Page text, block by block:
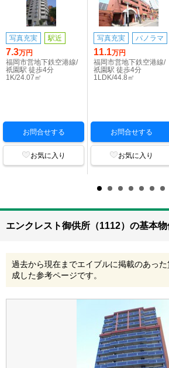
写真充実 駅近
7.3万円
福岡市営地下鉄空港線/
祇園駅 徒歩4分
1K/24.07㎡
お問合せする
お気に入り
写真充実 パノラマ
11.1万円
福岡市営地下鉄空港線/
祇園駅 徒歩4分
1LDK/44.8㎡
お問合せする
お気に入り
エンクレスト御供所（1112）の基本物
過去から現在までエイブルに掲載のあっ
成した参考ページです。